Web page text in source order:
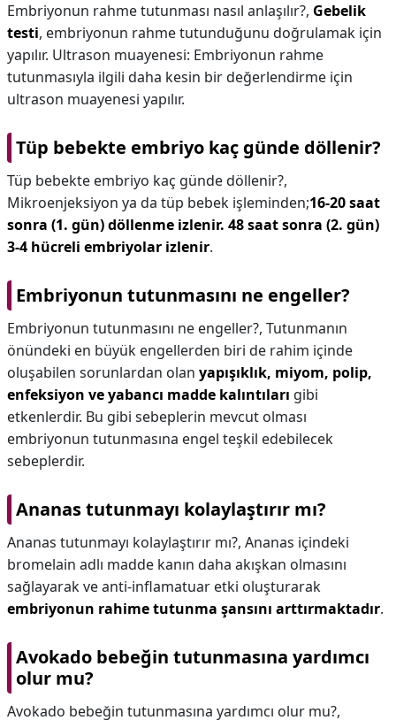
Embriyonun rahme tutunması nasıl anlaşılır?, Gebelik
testi, embriyonun rahme tutunduğunu doğrulamak için
yapılır. Ultrason muayenesi: Embriyonun rahme
tutunmasıyla ilgili daha kesin bir değerlendirme için
ultrason muayenesi yapılır.
Tüp bebekte embriyo kaç günde döllenir?
Tüp bebekte embriyo kaç günde döllenir?,
Mikroenjeksiyon ya da tüp bebek işleminden;16-20 saat
sonra (1. gün) döllenme izlenir. 48 saat sonra (2. gün)
3-4 hücreli embriyolar izlenir.
Embriyonun tutunmasını ne engeller?
Embriyonun tutunmasını ne engeller?, Tutunmanın
önündeki en büyük engellerden biri de rahim içinde
oluşabilen sorunlardan olan yapışıklık, miyom, polip,
enfeksiyon ve yabancı madde kalıntıları gibi
etkenlerdir. Bu gibi sebeplerin mevcut olması
embriyonun tutunmasına engel teşkil edebilecek
sebeplerdir.
Ananas tutunmayı kolaylaştırır mı?
Ananas tutunmayı kolaylaştırır mı?, Ananas içindeki
bromelain adlı madde kanın daha akışkan olmasını
sağlayarak ve anti-inflamatuar etki oluşturarak
embriyonun rahime tutunma şansını arttırmaktadır.
Avokado bebeğin tutunmasına yardımcı
olur mu?
Avokado bebeğin tutunmasına yardımcı olur mu?,